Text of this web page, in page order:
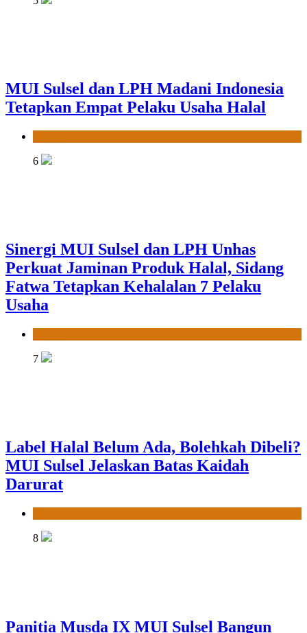
MUI Sulsel dan LPH Madani Indonesia
Tetapkan Empat Pelaku Usaha Halal
6
Sinergi MUI Sulsel dan LPH Unhas
Perkuat Jaminan Produk Halal, Sidang
Fatwa Tetapkan Kehalalan 7 Pelaku
Usaha
7
Label Halal Belum Ada, Bolehkah Dibeli?
MUI Sulsel Jelaskan Batas Kaidah
Darurat
8
Panitia Musda IX MUI Sulsel Bangun